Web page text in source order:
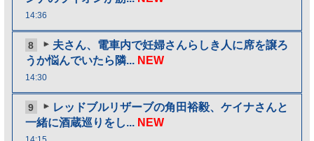
14:36
8
夫さん、電車内で妊婦さんらしき人に席を譲ろ
うか悩んでいたら隣... NEW
14:30
9
レッドブルリザーブの角田裕毅、ケイナさんと
一緒に酒蔵巡りをし... NEW